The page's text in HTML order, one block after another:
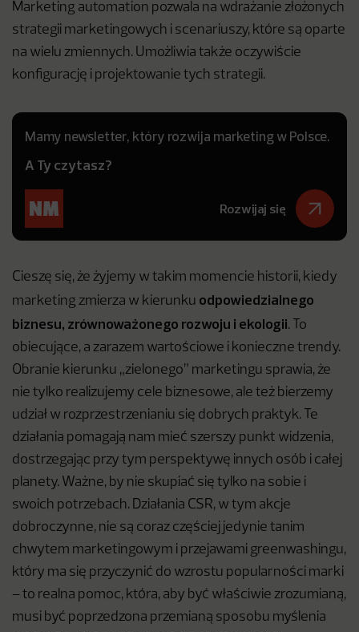
Marketing automation pozwala na wdrażanie złożonych
strategii marketingowych i scenariuszy, które są oparte
na wielu zmiennych. Umożliwia także oczywiście
konfigurację i projektowanie tych strategii.
Mamy newsletter, który rozwija marketing w Polsce.
A Ty czytasz?
Rozwijaj się
Cieszę się, że żyjemy w takim momencie historii, kiedy
marketing zmierza w kierunku odpowiedzialnego
biznesu, zrównoważonego rozwoju i ekologii. To
obiecujące, a zarazem wartościowe i konieczne trendy.
Obranie kierunku „zielonego” marketingu sprawia, że
nie tylko realizujemy cele biznesowe, ale też bierzemy
udział w rozprzestrzenianiu się dobrych praktyk. Te
działania pomagają nam mieć szerszy punkt widzenia,
dostrzegając przy tym perspektywę innych osób i całej
planety. Ważne, by nie skupiać się tylko na sobie i
swoich potrzebach. Działania CSR, w tym akcje
dobroczynne, nie są coraz częściej jedynie tanim
chwytem marketingowym i przejawami greenwashingu,
który ma się przyczynić do wzrostu popularności marki
– to realna pomoc, która, aby być właściwie zrozumianą,
musi być poprzedzona przemianą sposobu myślenia